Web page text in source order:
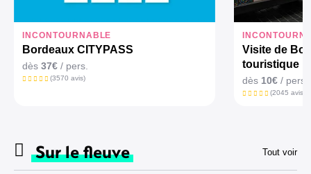
INCONTOURNABLE
Bordeaux CITYPASS
dès 37€ / pers.
(3570 avis)
Visite de
touristique
dès 10€ / pers.
(2045 avis)
Sur le fleuve Tout voir